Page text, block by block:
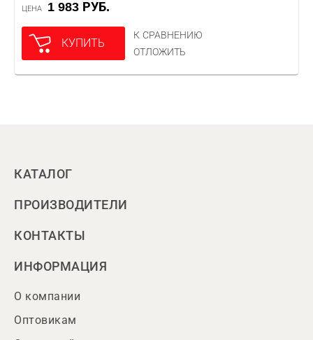
ЦЕНА 1 983 РУБ.
КУПИТЬ
К СРАВНЕНИЮ
ОТЛОЖИТЬ
КАТАЛОГ
ПРОИЗВОДИТЕЛИ
КОНТАКТЫ
ИНФОРМАЦИЯ
О компании
Оптовикам